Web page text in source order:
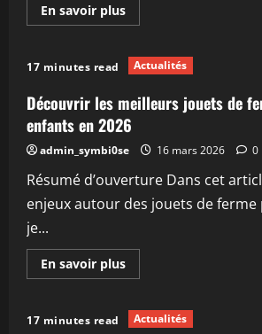
En savoir plusEn
savoir
Les
avantages
ferme
halal
en
2026
et
comment
gérer
efficacement
17 minutes read Actualités
Découvrir les meilleurs jouets de
enfants en 2026
admin_symbi0se 16 mars 2026 0
Résumé d’ouverture Dans cet
enjeux autour des jouets de
je...
En savoir plusEn
savoir
Découvrir
les
17 minutes read Actualités